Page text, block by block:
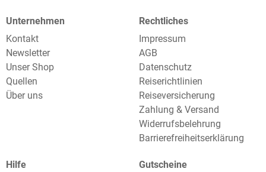
Unternehmen
Kontakt
Newsletter
Unser Shop
Quellen
Über uns
Rechtliches
Impressum
AGB
Datenschutz
Reiserichtlinien
Reiseversicherung
Zahlung & Versand
Widerrufsbelehrung
Barrierefreiheitserklärung
Hilfe
Gutscheine